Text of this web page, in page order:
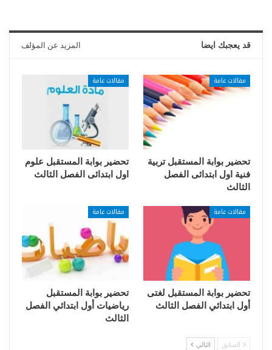
قد يعجبك ايضا المزيد عن المؤلف
مقالات عامة
تحضير بوابة المستقبل تربية
فنية اول ابتدائى الفصل
الثالث
مقالات عامة
تحضير بوابة المستقبل علوم
اول ابتدائى الفصل الثالث
مقالات عامة
تحضير بوابة المستقبل لغتى
أول ابتدائي الفصل الثالث
مقالات عامة
تحضير بوابة المستقبل
رياضيات أول ابتدائي الفصل
الثالث
السابق التالي